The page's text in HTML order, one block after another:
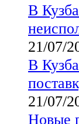
В
21/07/
В
21/07/
Новые